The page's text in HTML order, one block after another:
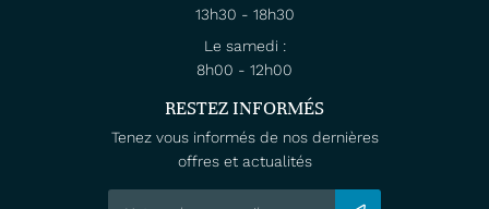
13h30 - 18h30
Le samedi :
8h00 - 12h00
RESTEZ INFORMÉS
Tenez vous informés de nos dernières
offres et actualités